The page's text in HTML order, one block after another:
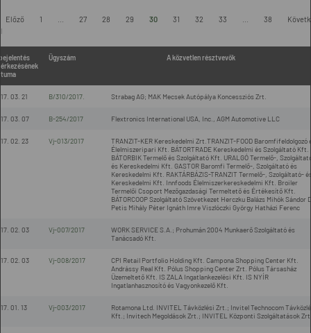
Előző 1 27 28 29 30 31 32 33 38
Ügyszám A közvetlen résztvevők
03. 21 B/310/2017. Strabag AG; MAK Mecsek Autópálya Koncessziós Zrt.
03. 07 B-254/2017 Flextronics International USA, Inc., AGM Automotive LLC
02. 23 Vj-013/2017
TRANZIT-KER Kereskedelmi Zrt.TRANZIT-FOOD Baromfifeldolgozó
Élelmiszeripari Kft. BÁTORTRADE Kereskedelmi és Szolgáltató Kft.
BÁTORBIK Termelő és Szolgáltató Kft. URALGÓ Termelő-,
és Kereskedelmi Kft. GASTOR Baromfi Termelő-, Szolgáltató és
Kereskedelmi Kft. RAKTÁRBÁZIS-TRANZIT Termelő-, Szolgáltató-
Kereskedelmi Kft. Innfoods Élelmiszerkereskedelmi Kft. Broiler
Termelői Csoport Mezőgazdasági Termeltető és Értékesítő Kft.
BÁTORCOOP Szolgáltató Szövetkezet Herczku Balázs Mihók Sándor
Petis Mihály Péter Ignáth Imre Viszlóczki György Hatházi Ferenc
02. 03 Vj-007/2017
WORK SERVICE S.A.; Prohumán 2004 Munkaerő Szolgáltató és
Tanácsadó Kft.
02. 03 Vj-008/2017
CPI Retail Portfolio Holding Kft. Campona Shopping Center Kft.
Andrássy Real Kft. Pólus Shopping Center Zrt. Pólus Társasház
Üzemeltető Kft. IS ZALA Ingatlankezelési Kft. IS NYÍR
Ingatlanhasznosító és Vagyonkezelő Kft.
01. 13 Vj-003/2017
Rotamona Ltd. INVITEL Távközlési Zrt.; Invitel Technocom
Kft.; Invitech Megoldások Zrt.; INVITEL Központi Szolgáltatások